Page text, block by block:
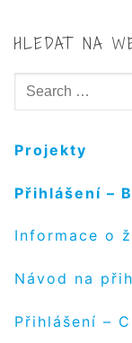
HLEDAT NA
Hledat:
Projekty
Přihlášení –
Informace o
Návod na
Přihlášení –